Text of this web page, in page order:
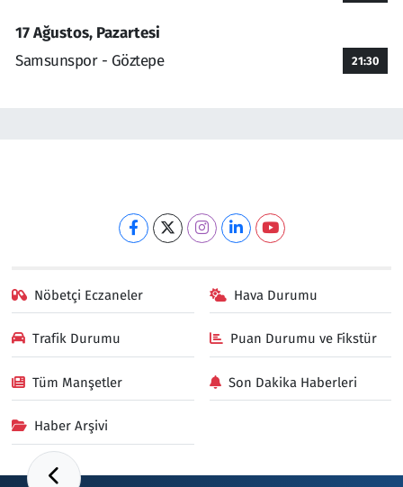
17 Ağustos, Pazartesi
Samsunspor - Göztepe
21:30
Nöbetçi Eczaneler Hava Durumu
Trafik Durumu Puan Durumu ve Fikstür
Tüm Manşetler Son Dakika Haberleri
Haber Arşivi